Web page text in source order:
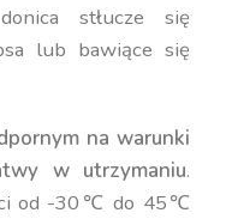
stłucze się
lub bawiące się
na warunki
w utrzymaniu.
od -30℃ do 45℃